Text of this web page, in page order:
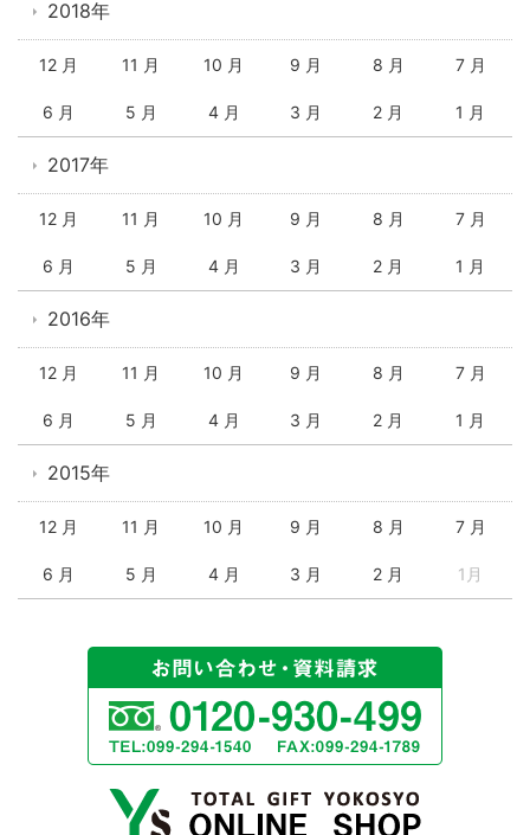
2018年
12 月 11 月 10 月 9 月 8 月 7 月
6 月 5 月 4 月 3 月 2 月 1 月
2017年
12 月 11 月 10 月 9 月 8 月 7 月
6 月 5 月 4 月 3 月 2 月 1 月
2016年
12 月 11 月 10 月 9 月 8 月 7 月
6 月 5 月 4 月 3 月 2 月 1 月
2015年
12 月 11 月 10 月 9 月 8 月 7 月
6 月 5 月 4 月 3 月 2 月 1月